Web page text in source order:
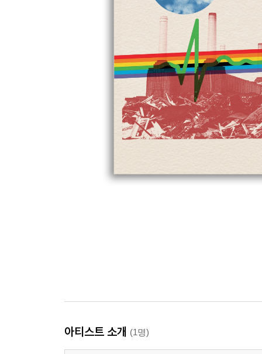
아티스트 소개 (1명)